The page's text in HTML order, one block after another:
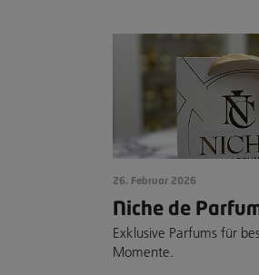
26. Februar 2026
Niche de
Exklusive Parfums für
Momente.